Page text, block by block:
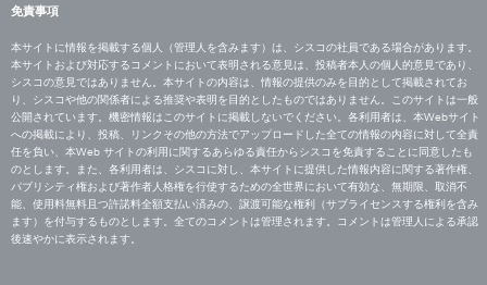
免責事項
本サイトに情報を掲載する個人（管理人を含みます）は、シスコの社員である場合があります。
本サイトおよび対応するコメントにおいて表明される意見は、投稿者本人の個人的意見であり、
シスコの意見ではありません。本サイトの内容は、情報の提供のみを目的として掲載されてお
り、シスコや他の関係者による推奨や表明を目的としたものではありません。このサイトは一般
公開されています。機密情報はこのサイトに掲載しないでください。各利用者は、本Webサイト
への掲載により、投稿、リンクその他の方法でアップロードした全ての情報の内容に対して全責
任を負い、本Web サイトの利用に関するあらゆる責任からシスコを免責することに同意したも
のとします。また、各利用者は、シスコに対し、本サイトに提供した情報内容に関する著作権、
パブリシティ権および著作者人格権を行使するための全世界において有効な、無期限、取消不
能、使用料無料且つ許諾料全額支払い済みの、譲渡可能な権利（サブライセンスする権利を含み
ます）を付与するものとします。全てのコメントは管理されます。コメントは管理人による承認
後速やかに表示されます。